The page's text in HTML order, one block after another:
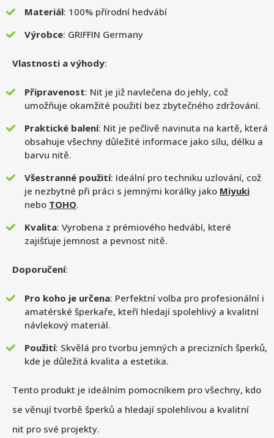
Materiál: 100% přírodní hedvábí
Výrobce: GRIFFIN Germany
Vlastnosti a výhody:
Připravenost: Nit je již navlečena do jehly, což
umožňuje okamžité použití bez zbytečného zdržování.
Praktické balení: Nit je pečlivě navinuta na kartě, která
obsahuje všechny důležité informace jako sílu, délku a
barvu nitě.
Všestranné použití: Ideální pro techniku uzlování, což
je nezbytné při práci s jemnými korálky jako Miyuki
nebo TOHO.
Kvalita: Vyrobena z prémiového hedvábí, které
zajišťuje jemnost a pevnost nitě.
Doporučení:
Pro koho je určena: Perfektní volba pro profesionální i
amatérské šperkaře, kteří hledají spolehlivý a kvalitní
návlekový materiál.
Použití: Skvělá pro tvorbu jemných a precizních šperků,
kde je důležitá kvalita a estetika.
Tento produkt je ideálním pomocníkem pro všechny, kdo
se věnují tvorbě šperků a hledají spolehlivou a kvalitní
nit pro své projekty.